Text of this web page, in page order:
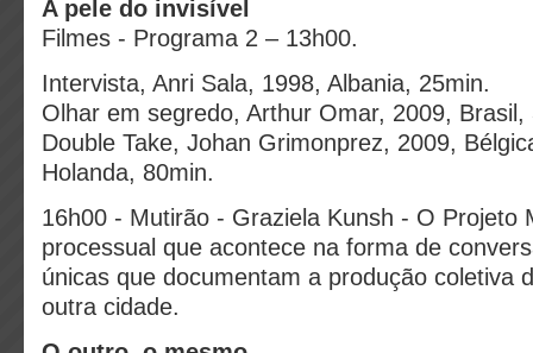
A pele do invisível
Filmes - Programa 2 – 13h00.
Intervista, Anri Sala, 1998, Albania, 25min.
Olhar em segredo, Arthur Omar, 2009, Brasil,
Double Take, Johan Grimonprez, 2009,
Holanda, 80min.
16h00 - Mutirão - Graziela Kunsh - O Projeto
processual que acontece na forma de
únicas que documentam a produção coletiva
outra cidade.